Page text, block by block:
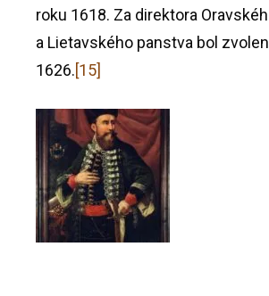
roku 1618. Za direktora
a Lietavského panstva bol
1626.[15]